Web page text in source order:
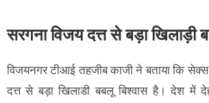
सरगना विजय दत्त से बड़ा खिलाड़ी
विजयनगर टीआई तहजीब काजी ने बताया कि
दत्त से बड़ा खिलाडी बबलू बिश्वास है। देश में